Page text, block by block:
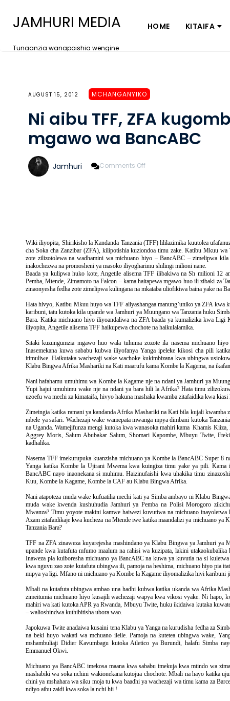
JAMHURI MEDIA
Tunaanzia wanapoishia wengine
HOME KITAIFA
AUGUST 15, 2012 MCHANGANYIKO
Ni aibu TFF, ZFA
mgawo wa BancABC
Jamhuri Comments Off
12
Za
Mgawo
Wa
BancABC
Wiki iliyopita, Shirikisho la Kandanda Tanzania (TFF) lililazimika kuutolea
cha Soka cha Zanzibar (ZFA), kilipotishia kuziondoa timu zake. Katibu Mkuu
zote zilizotolewa na wadhamini wa michuano hiyo – BancABC – zimelipwa
inakochezwa na promosheni ya masoko iliyogharimu shilingi milioni nane.
Baada ya kulipwa huko kote, Angetile alisema TFF ilibakiwa na Sh milioni 12
Pemba, Mtende, Zimamoto na Falcon – kama haitapewa mgawo huo ili zibaki za
zinaonyesha fedha zote zimelipwa kulingana na mkataba uliofikiwa baina yake na
Hata hivyo, Katibu Mkuu huyo wa TFF aliyashangaa manung’uniko ya ZFA
karibuni, tatu kutoka kila upande wa Jamhuri ya Muungano wa Tanzania huku
Bara. Katika michuano hiyo iliyoandaliwa na ZFA baada ya kumalizika kwa
iliyopita, Angetile alisema TFF haikupewa chochote na haikulalamika.
Sitaki kuzungumzia mgawo huo wala tuhuma zozote ila nasema michuano
Inasemekana kuwa sababu kubwa iliyofanya Yanga ipeleke kikosi cha pili
itimuliwe. Haikutaka wachezaji wake wachoke kukimbizana kwa ubingwa
Klabu Bingwa Afrika Mashariki na Kati maarufu kama Kombe la Kagema, na
Nani hafahamu umuhimu wa Kombe la Kagame nje na ndani ya Jamhuri ya
Yupi hajui umuhimu wake nje na ndani ya bara hili la Afrika? Hata timu
uzoefu wa mechi za kimataifa, hivyo hakuna mashaka kwamba zitafaidika kwa
Zimeingia katika ramani ya kandanda Afrika Mashariki na Kati bila kujali kwamba
mbele ya safari. Wachezaji wake wamepata mwanga mpya dimbani kutoka
na Uganda. Wamejifunza mengi kutoka kwa wanasoka mahiri kama Khamis
Aggrey Moris, Salum Abubakar Salum, Shomari Kapombe, Mbuyu Twite,
kadhalika.
Nasema TFF imekurupuka kuanzisha michuano ya Kombe la BancABC Super 8
Yanga katika Kombe la Ujirani Mwema kwa kuingiza timu yake ya pili.
BancABC nayo inaonekana si muhimu. Haizinufaishi kwa uhakika timu
Kuu, Kombe la Kagame, Kombe la CAF au Klabu Bingwa Afrika.
Nani atapoteza muda wake kufuatilia mechi kati ya Simba ambayo ni Klabu
muda wake kwenda kushuhudia Jamhuri ya Pemba na Polisi Morogoro
Mwanza? Timu yoyote makini kamwe haiwezi kuvutiwa na michuano
Azam zitafaidikaje kwa kucheza na Mtende iwe katika maandalizi ya michuano
Tanzania Bara?
TFF na ZFA zinaweza kuyarejesha mashindano ya Klabu Bingwa ya Jamhuri
upande kwa kutafuta mfumo maalum na rahisi wa kuzipata, lakini
Inaweza pia kuiboresha michuano ya BancABC na kuwa ya kuvutia na si
kwa nguvu zao zote kutafuta ubingwa ili, pamoja na heshima, michuano hiyo pia
mipya ya ligi. Mfano ni michuano ya Kombe la Kagame iliyomalizika hivi karibuni
Mbali na kutafuta ubingwa ambao una hadhi kubwa katika ukanda wa Afrika
zimeitumia michuano hiyo kusajili wachezaji wapya kwa vikosi vyake. Ni hapo,
mahiri wa kati kutoka APR ya Rwanda, Mbuyu Twite, huku ikidaiwa kutaka
– walioshindwa kuthibitisha ubora wao.
Japokuwa Twite anadaiwa kusaini tena Klabu ya Yanga na kurudisha fedha za
na beki huyo wakati wa mchuano ileile. Pamoja na kutetea ubingwa wake,
mshambuliaji Didier Kavumbagu kutoka Atletico ya Burundi, halafu Simba
Emmanuel Okwi.
Michuano ya BancABC imekosa maana kwa sababu imekuja kwa mtindo wa
mashabiki wa soka nchini wakionekana kutojua chochote. Mbali na hayo katika
chini ya mshahara wa siku moja tu kwa baadhi ya wachezaji wa timu kama za
ndiyo aibu zaidi kwa soka la nchi hii !